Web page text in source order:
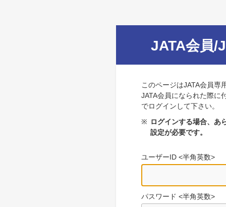
JATA会員/
このページはJATA会員専
JATA会員になられた際に
でログインして下さい。
※ ログインする場合、あ
設定が必要です。
ユーザーID <半角英数>
パスワード <半角英数>